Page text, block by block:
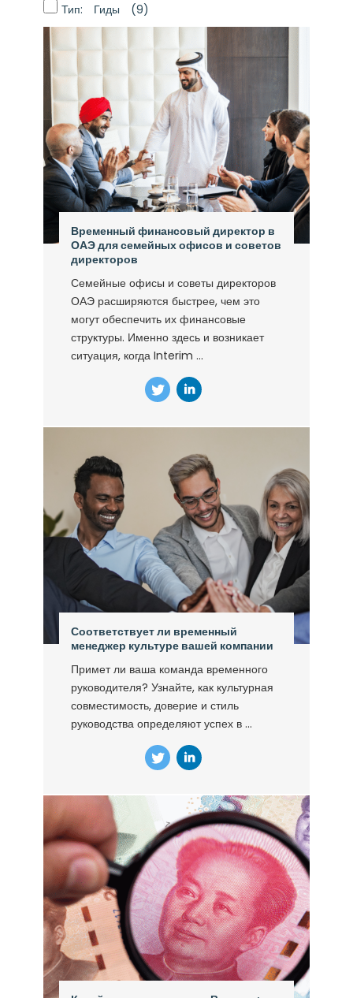
Тип: Гиды (9)
Временный финансовый директор в
ОАЭ для семейных офисов и советов
директоров
Семейные офисы и советы директоров
ОАЭ расширяются быстрее, чем это
могут обеспечить их финансовые
структуры. Именно здесь и возникает
ситуация, когда Interim ...
Соответствует ли временный
менеджер культуре вашей компании
Примет ли ваша команда временного
руководителя? Узнайте, как культурная
совместимость, доверие и стиль
руководства определяют успех в ...